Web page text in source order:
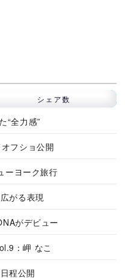
シェア数
“全力感”
フショ公開
ーヨーク旅行
がる表現
がデビュー
：岬 なこ
程公開